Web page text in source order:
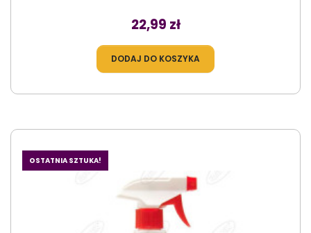
Cena
22,99 zł
DODAJ DO KOSZYKA
OSTATNIA SZTUKA!